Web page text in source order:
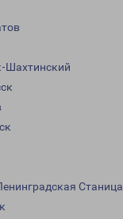
Шахтинский
Станица